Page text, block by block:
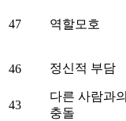
47 역할모호
46 정신적 부담
43
다른 사람과의
충돌